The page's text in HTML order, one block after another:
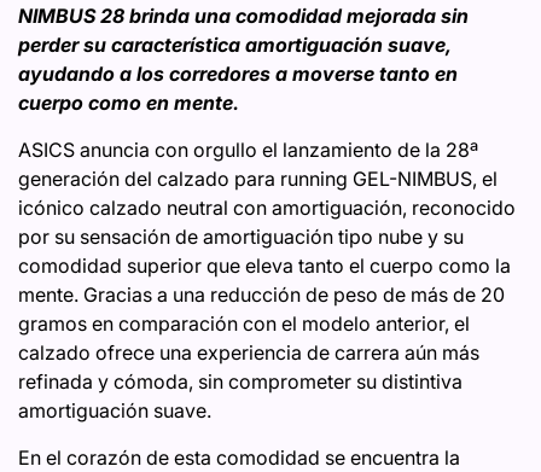
NIMBUS 28 brinda una comodidad mejorada sin
perder su característica amortiguación suave,
ayudando a los corredores a moverse tanto en
cuerpo como en mente.
ASICS anuncia con orgullo el lanzamiento de la 28ª
generación del calzado para running GEL-NIMBUS, el
icónico calzado neutral con amortiguación, reconocido
por su sensación de amortiguación tipo nube y su
comodidad superior que eleva tanto el cuerpo como la
mente. Gracias a una reducción de peso de más de 20
gramos en comparación con el modelo anterior, el
calzado ofrece una experiencia de carrera aún más
refinada y cómoda, sin comprometer su distintiva
amortiguación suave.
En el corazón de esta comodidad se encuentra la